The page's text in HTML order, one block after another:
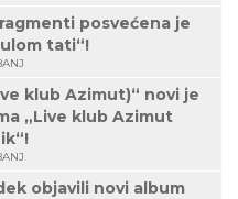
posvećena je
tati“!
klub Azimut)“ novi je
„Live klub Azimut
objavili novi album